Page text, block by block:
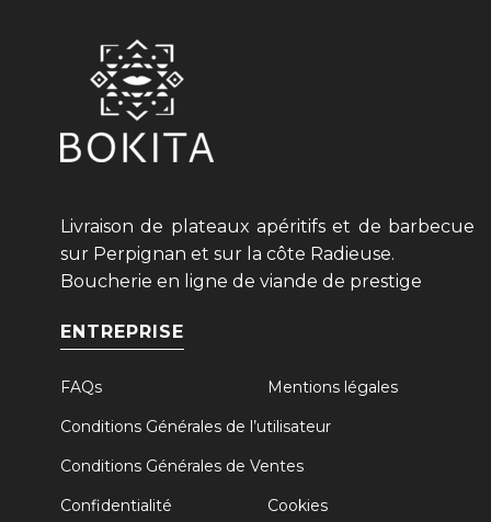
Livraison de plateaux apéritifs et de barbecue
sur Perpignan et sur la côte Radieuse.
Boucherie en ligne de viande de prestige
ENTREPRISE
FAQs
Mentions légales
Conditions Générales de l’utilisateur
Conditions Générales de Ventes
Confidentialité
Cookies